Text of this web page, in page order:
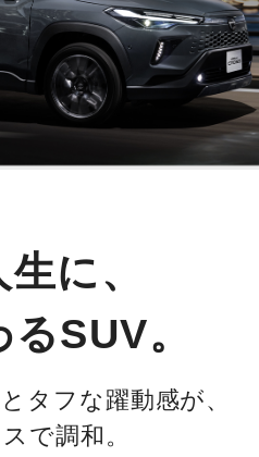
に、
SUV。
タフな躍動感が、
で調和。